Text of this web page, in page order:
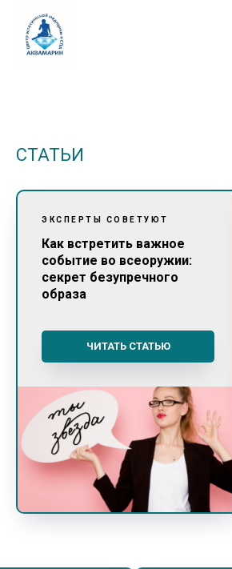
СТАТЬИ
ЭКСПЕРТЫ СОВЕТУЮТ
Как встретить важное
событие во всеоружии:
секрет безупречного
образа
ЧИТАТЬ СТАТЬЮ